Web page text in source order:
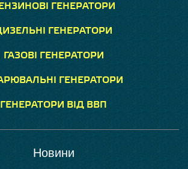
ГЕНЕРАТОРИ
ГЕНЕРАТОРИ
ГАЗОВІ ГЕНЕРАТОРИ
ГЕНЕРАТОРИ
ГЕНЕРАТОРИ ВІД ВВП
Новини